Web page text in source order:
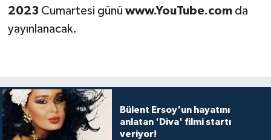
2023Cumartesi günü www.YouTube.comda
yayınlanacak.
Bülent Ersoy'un hayatını
anlatan 'Diva' filmi startı
veriyor!